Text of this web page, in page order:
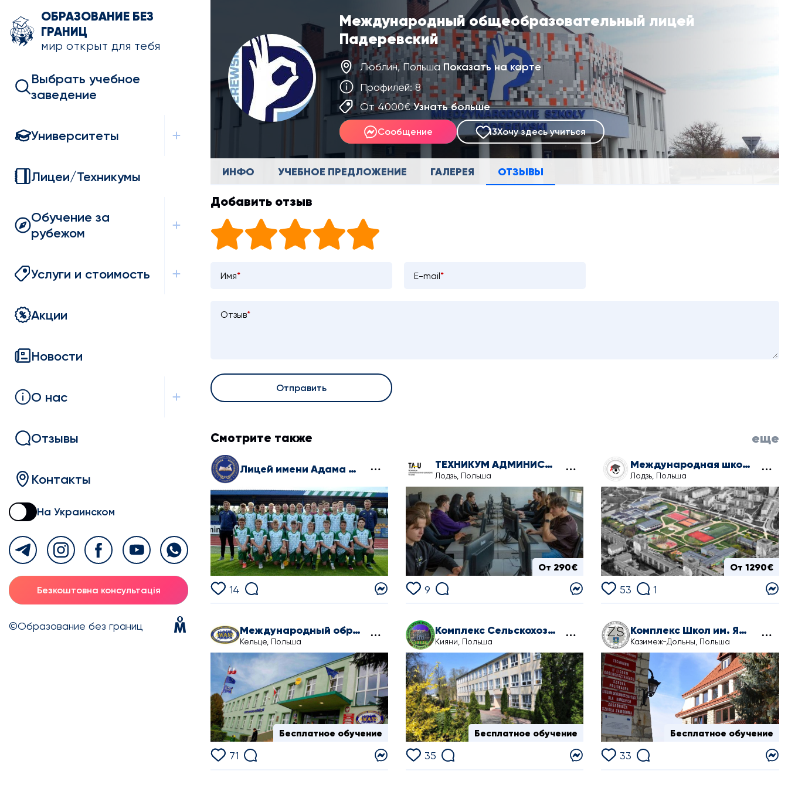
ОБРАЗОВАНИЕ БЕЗ
ГРАНИЦ
мир открыт для тебя
Выбрать учебное
заведение
Университеты
Лицеи/Техникумы
Обучение за
рубежом
Услуги и стоимость
Акции
Новости
О нас
Отзывы
Контакты
На Украинском
Безкоштовна консультація
©Образование без границ
Международный общеобразовательный лицей
Падеревский
Люблин, Польша Показать на карте
Профилей: 8
От 4000€Узнать больше
Сообщение 13Хочу здесь учиться
ИНФО УЧЕБНОЕ ПРЕДЛОЖЕНИЕ ГАЛЕРЕЯ ОТЗЫВЫ
Добавить отзыв
Имя* E-mail*
Отзыв*
Отправить
Смотрите также еще
Лицей имени Адама Мицкевича в Клечеве
14
ТЕХНИКУМ АДМИНИСТРАТИВНЫХ УСЛУГ
Лодзь, Польша
От 290€
9
Международная школа спортивного мастерства
Лодзь, Польша
От 1290€
53 1
Международный образовательный центр АВАНС
Кельце, Польша
Бесплатное обучение
71
Комплекс Сельскохозяйственных Школ в Киянах
Кияни, Польша
Бесплатное обучение
35
Комплекс Школ им. Яна Кошица Виткевича в Казимеже-Дольном
Казимеж-Дольны, Польша
Бесплатное обучение
33